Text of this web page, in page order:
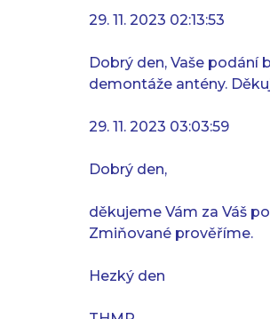
29. 11. 2023 02:13:53
Dobrý den, Vaše podání
demontáže antény.
29. 11. 2023 03:03:59
Dobrý den,
děkujeme Vám za Váš
Zmiňované prověříme.
Hezký den